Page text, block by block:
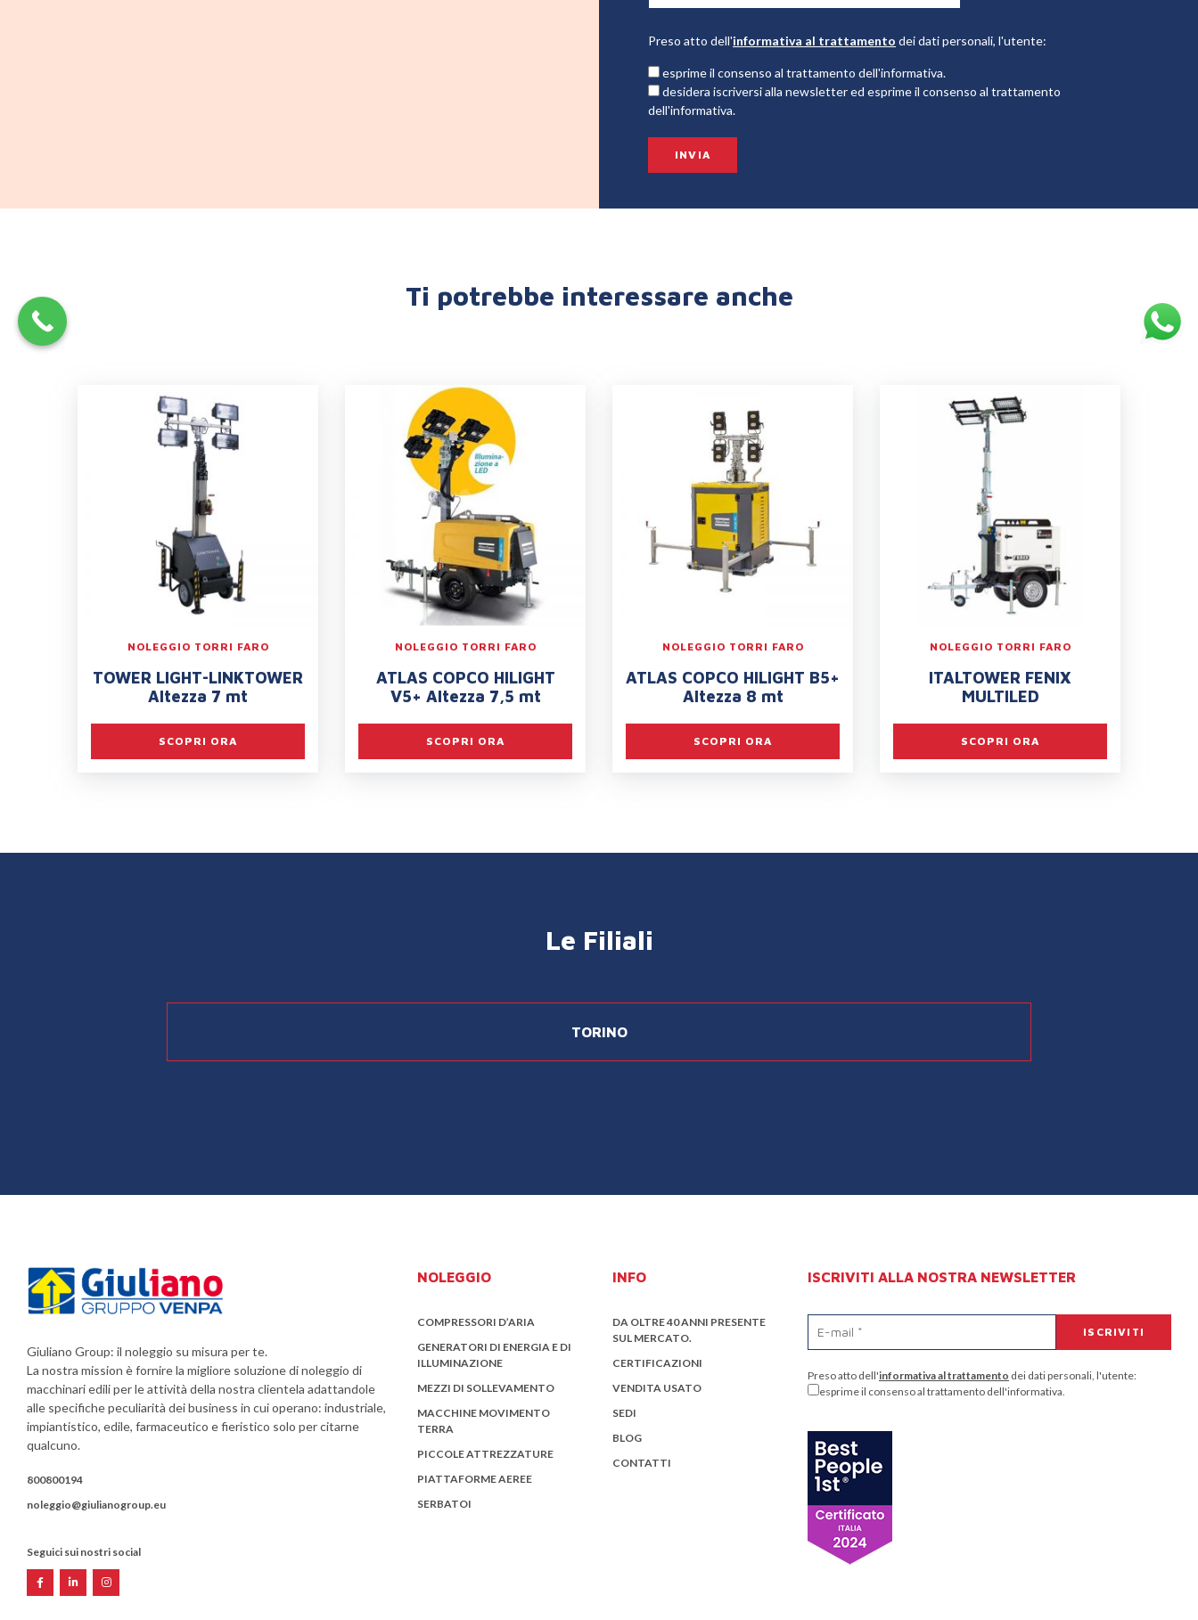
Preso atto dell'informativa al trattamento dei dati personali, l'utente:
esprime il consenso al trattamento dell'informativa.
desidera iscriversi alla newsletter ed esprime il consenso al trattamento
dell'informativa.
Ti potrebbe interessare anche
NOLEGGIO TORRI FARO
TOWER LIGHT-LINKTOWER
Altezza 7 mt
SCOPRI ORA
NOLEGGIO TORRI FARO
ATLAS COPCO HILIGHT
V5+ Altezza 7,5 mt
SCOPRI ORA
NOLEGGIO TORRI FARO
ATLAS COPCO HILIGHT B5+
Altezza 8 mt
SCOPRI ORA
NOLEGGIO TORRI FARO
ITALTOWER FENIX
MULTILED
SCOPRI ORA
Le Filiali
TORINO
Giuliano Group: il noleggio su misura per te.
La nostra mission è fornire la migliore soluzione di noleggio di
macchinari edili per le attività della nostra clientela adattandole
alle specifiche peculiarità dei business in cui operano: industriale,
impiantistico, edile, farmaceutico e fieristico solo per citarne
qualcuno.
800800194
noleggio@giulianogroup.eu
Seguici sui nostri social
NOLEGGIO
COMPRESSORI D’ARIA
GENERATORI DI ENERGIA E DI
ILLUMINAZIONE
MEZZI DI SOLLEVAMENTO
MACCHINE MOVIMENTO
TERRA
PICCOLE ATTREZZATURE
PIATTAFORME AEREE
SERBATOI
INFO
DA OLTRE 40 ANNI PRESENTE
SUL MERCATO.
CERTIFICAZIONI
VENDITA USATO
SEDI
BLOG
CONTATTI
ISCRIVITI ALLA NOSTRA NEWSLETTER
Preso atto dell'informativa al trattamento dei dati personali, l'utente:
esprime il consenso al trattamento dell'informativa.